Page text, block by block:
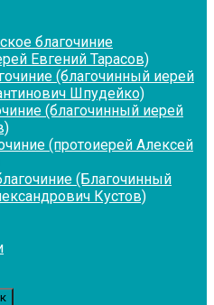
благочиние
Евгений Тарасов)
(благочинный иерей
Шпудейко)
(благочинный иерей
(протоиерей Алексей
(Благочинный
Кустов)